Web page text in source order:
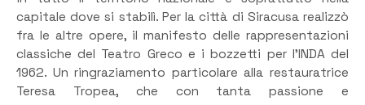
capitale dove si stabilì. Per la città di Siracusa realizzò
fra le altre opere, il manifesto delle rappresentazioni
classiche del Teatro Greco e i bozzetti per l’INDA del
1962. Un ringraziamento particolare alla restauratrice
Teresa Tropea, che con tanta passione e